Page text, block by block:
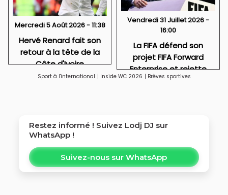
Mercredi 5 Août 2026 - 11:38
Hervé Renard fait son
retour à la tête de la
Côte d'Ivoire
Vendredi 31 Juillet 2026 -
16:00
La FIFA défend son
projet FIFA Forward
Enterprise et rejette
toute idée de
Sport à l'international | Inside WC 2026 | Brèves sportives
Restez informé ! Suivez Lodj DJ sur
WhatsApp !
Suivez-nous sur WhatsApp